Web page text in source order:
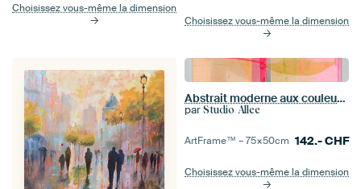
Choisissez vous-même la dimension
Choisissez vous-même la dimension
Abstrait moderne aux couleurs néon et pastel
par Studio Allee
ArtFrame™ –75×50cm 142.-CHF
Choisissez vous-même la dimension